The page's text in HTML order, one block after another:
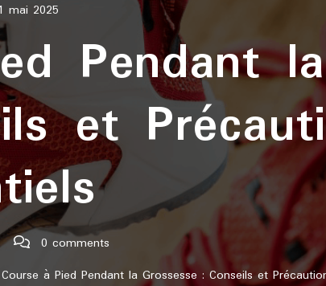
mai 2025
Pendant la
et
0 comments
à Pied Pendant la Grossesse : Conseils et